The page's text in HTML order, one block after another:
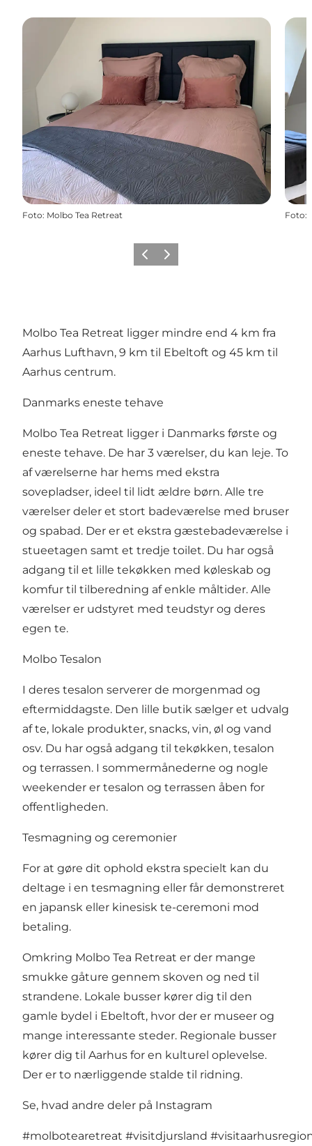
Foto: Molbo Tea Retreat Foto:
ForrigeNæste
Molbo Tea Retreat ligger mindre end 4 km fra
Aarhus Lufthavn, 9 km til Ebeltoft og 45 km til
Aarhus centrum.
Danmarks eneste tehave
Molbo Tea Retreat ligger i Danmarks første og
eneste tehave. De har 3 værelser, du kan leje. To
af værelserne har hems med ekstra
sovepladser, ideel til lidt ældre børn. Alle tre
værelser deler et stort badeværelse med bruser
og spabad. Der er et ekstra gæstebadeværelse i
stueetagen samt et tredje toilet. Du har også
adgang til et lille tekøkken med køleskab og
komfur til tilberedning af enkle måltider. Alle
værelser er udstyret med teudstyr og deres
egen te.
Molbo Tesalon
I deres tesalon serverer de morgenmad og
eftermiddagste. Den lille butik sælger et udvalg
af te, lokale produkter, snacks, vin, øl og vand
osv. Du har også adgang til tekøkken, tesalon
og terrassen. I sommermånederne og nogle
weekender er tesalon og terrassen åben for
offentligheden.
Tesmagning og ceremonier
For at gøre dit ophold ekstra specielt kan du
deltage i en tesmagning eller får demonstreret
en japansk eller kinesisk te-ceremoni mod
betaling.
Omkring Molbo Tea Retreat er der mange
smukke gåture gennem skoven og ned til
strandene. Lokale busser kører dig til den
gamle bydel i Ebeltoft, hvor der er museer og
mange interessante steder. Regionale busser
kører dig til Aarhus for en kulturel oplevelse.
Der er to nærliggende stalde til ridning.
Se, hvad andre deler på Instagram
#molbotearetreat #visitdjursland